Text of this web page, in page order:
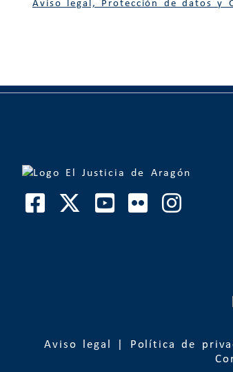
Aviso legal, Protección de datos y
Aviso legal Política de